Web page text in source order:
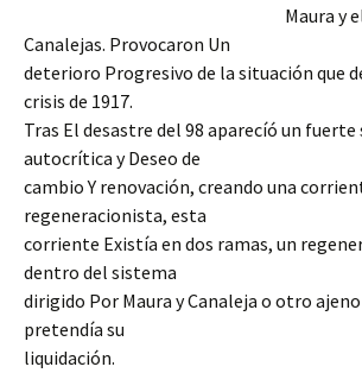
Maura y
Canalejas. Provocaron Un
deterioro Progresivo de la situación que
crisis de 1917.
Tras El desastre del 98 aparecíó un fuerte
autocrítica y Deseo de
cambio Y renovación, creando una
regeneracionista, esta
corriente Existía en dos ramas, un
dentro del sistema
dirigido Por Maura y Canaleja o otro
pretendía su
liquidación.